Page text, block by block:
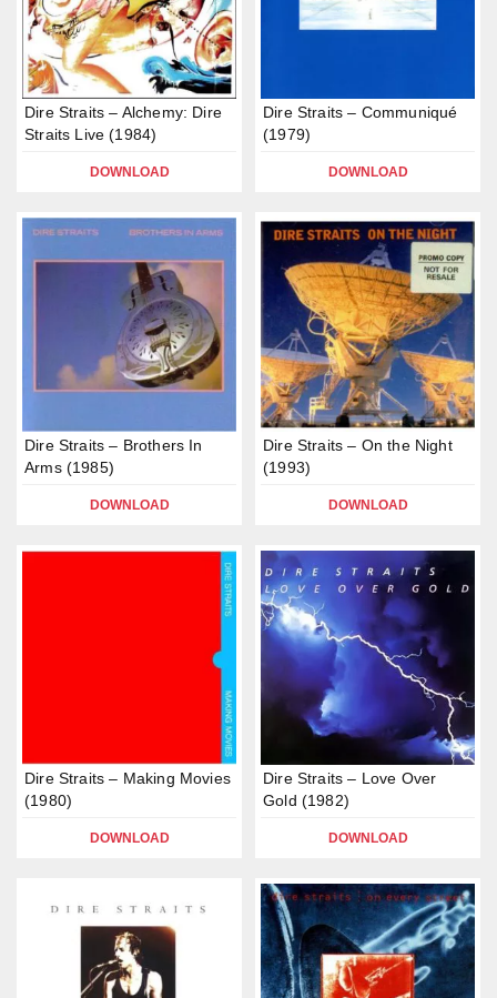
Dire Straits – Alchemy: Dire
Straits Live (1984)
DOWNLOAD
Dire Straits – Communiqué
(1979)
DOWNLOAD
Dire Straits – Brothers In
Arms (1985)
DOWNLOAD
Dire Straits – On the Night
(1993)
DOWNLOAD
Dire Straits – Making Movies
(1980)
DOWNLOAD
Dire Straits – Love Over
Gold (1982)
DOWNLOAD